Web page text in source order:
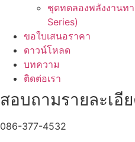
ชุดทดลองพลังงานท
Series)
ขอใบเสนอราคา
ดาวน์โหลด
บทความ
ติดต่อเรา
สอบถามรายละเอี
086-377-4532